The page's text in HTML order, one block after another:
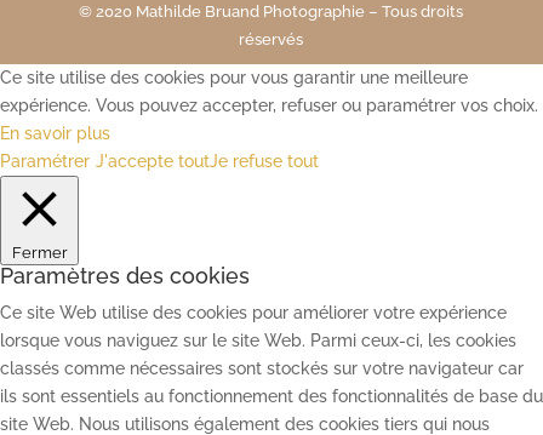
© 2020 Mathilde Bruand Photographie – Tous droits
réservés
Ce site utilise des cookies pour vous garantir une meilleure
expérience. Vous pouvez accepter, refuser ou paramétrer vos choix.
En savoir plus
Paramétrer J'accepte toutJe refuse tout
Fermer
Paramètres des cookies
Ce site Web utilise des cookies pour améliorer votre expérience
lorsque vous naviguez sur le site Web. Parmi ceux-ci, les cookies
classés comme nécessaires sont stockés sur votre navigateur car
ils sont essentiels au fonctionnement des fonctionnalités de base du
site Web. Nous utilisons également des cookies tiers qui nous